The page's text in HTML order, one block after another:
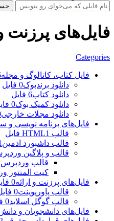
فایل‌های پرزنت و
Categories
فایل کتاب، کاتالوگ و مجله6
دانلود برندبوک0 فایل
دانلود کتاب6 فایل
دانلود کمیک بوک0 فایل
دانلود مجلات خارجی0
فایل‌های برنامه نویسی
قالب HTML 1 فایل
قالب داشبورد ادمین 1
قالب و پلاگین
قالب وردپرس
کیت المنتور
فایل‌های پرزنت و ارائه0 فایل
قالب پاورپوینت0 فایل
قالب گوگل اسلاید0 فایل
فایل‌های دانشجویان و